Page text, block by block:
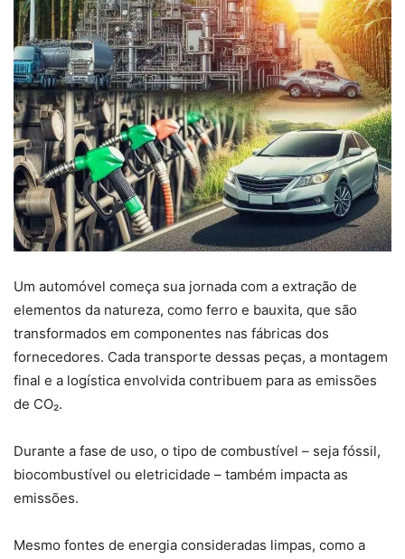
Um automóvel começa sua jornada com a extração de
elementos da natureza, como ferro e bauxita, que são
transformados em componentes nas fábricas dos
fornecedores. Cada transporte dessas peças, a montagem
final e a logística envolvida contribuem para as emissões
de CO₂.
Durante a fase de uso, o tipo de combustível – seja fóssil,
biocombustível ou eletricidade – também impacta as
emissões.
Mesmo fontes de energia consideradas limpas, como a